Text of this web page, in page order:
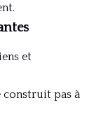
et
construit pas à